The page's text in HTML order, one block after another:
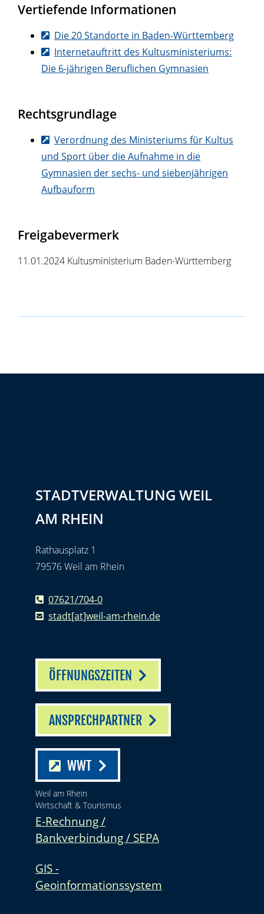
Vertiefende Informationen
Die 20 Standorte in Baden-Württemberg
Internetauftritt des Kultusministeriums:
Die 6-jährigen Beruflichen Gymnasien
Rechtsgrundlage
Verordnung des Ministeriums für Kultus
und Sport über die Aufnahme in die
Gymnasien der sechs- und siebenjährigen
Aufbauform
Freigabevermerk
11.01.2024 Kultusministerium Baden-Württemberg
STADTVERWALTUNG WEIL
AM RHEIN
Rathausplatz 1
79576 Weil am Rhein
07621/704-0
stadt[at]weil-am-rhein.de
ÖFFNUNGSZEITEN
ANSPRECHPARTNER
WWT
Weil am Rhein
Wirtschaft & Tourismus
E-Rechnung /
Bankverbindung / SEPA
GIS -
Geoinformationssystem